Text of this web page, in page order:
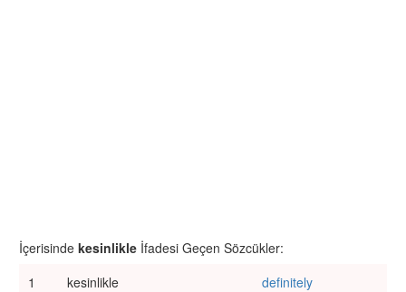
İçerisinde kesinlikle İfadesi Geçen Sözcükler:
1
kesinlikle
definitely